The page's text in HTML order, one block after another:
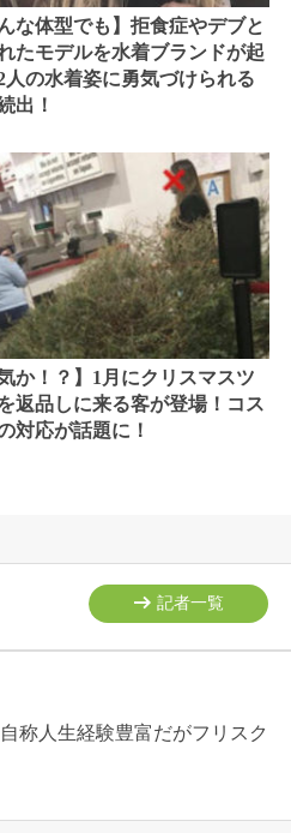
んな体型でも】拒食症やデブと
たモデルを水着ブランドが起
人の水着姿に勇気づけられる
出！
気か！？】1月にクリスマスツ
返品しに来る客が登場！コス
対応が話題に！
記者一覧
称人生経験豊富だがフリスク